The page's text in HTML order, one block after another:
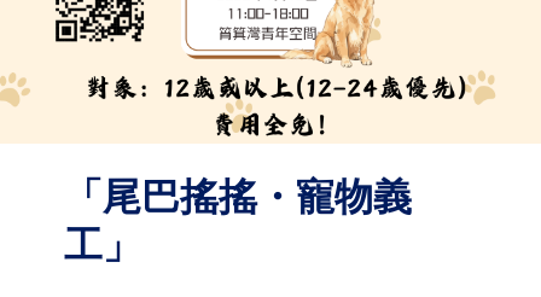
「尾巴搖搖・寵物義
工」